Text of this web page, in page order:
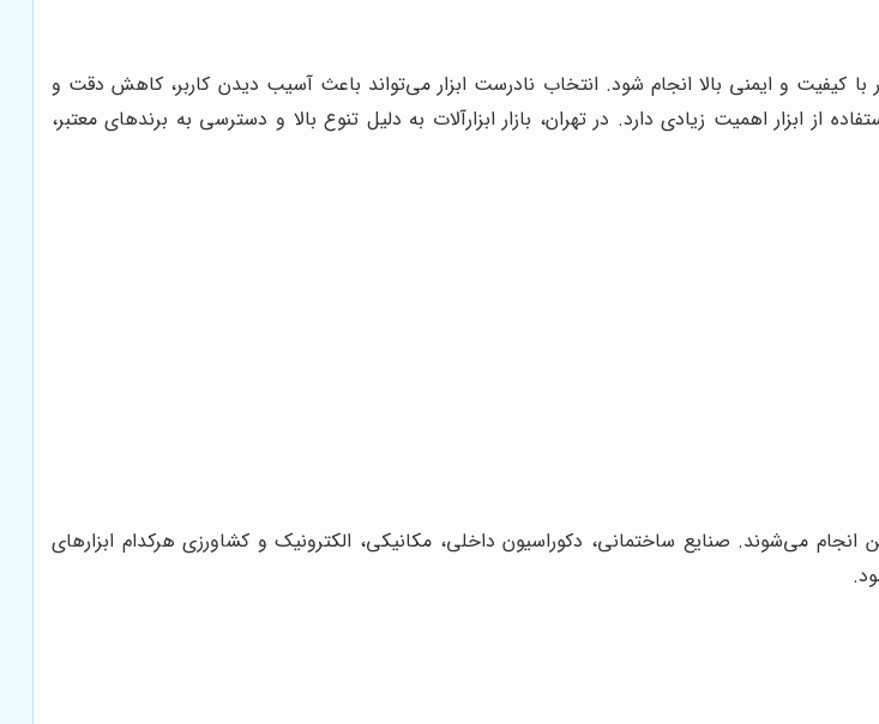
کیفیت و ایمنی بالا انجام شود. انتخاب نادرست ابزار می‌تواند باعث آسیب دیدن کاربر، کاهش دقت و
ابزار اهمیت زیادی دارد. در تهران، بازار ابزارآلات به دلیل تنوع بالا و دسترسی به برندهای معتبر،
می‌شوند. صنایع ساختمانی، دکوراسیون داخلی، مکانیکی، الکترونیک و کشاورزی هرکدام ابزارهای